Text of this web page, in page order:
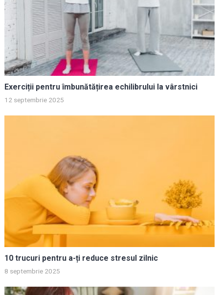
Exerciții pentru îmbunătățirea echilibrului la vârstnici
12 septembrie 2025
10 trucuri pentru a-ți reduce stresul zilnic
8 septembrie 2025